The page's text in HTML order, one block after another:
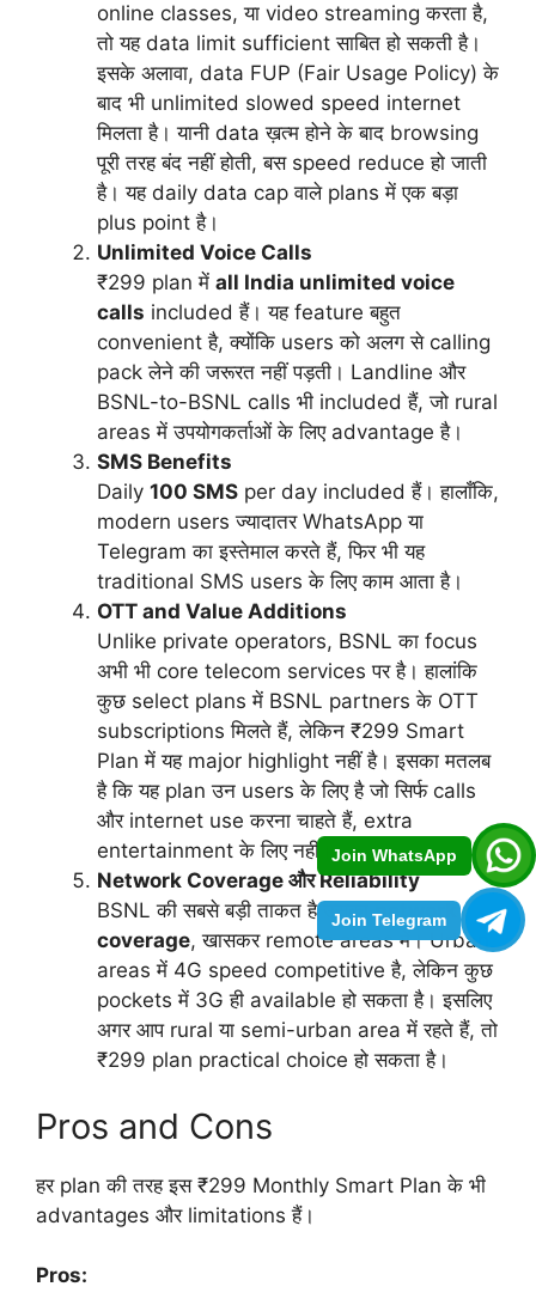
Join WhatsApp
Join Telegram
online classes, या video streaming करता है,
तो यह data limit sufficient साबित हो सकती है।
इसके अलावा, data FUP (Fair Usage Policy) के
बाद भी unlimited slowed speed internet
मिलता है। यानी data ख़त्म होने के बाद browsing
पूरी तरह बंद नहीं होती, बस speed reduce हो जाती
है। यह daily data cap वाले plans में एक बड़ा
plus point है।
Unlimited Voice Calls
₹299 plan में all India unlimited voice
calls included हैं। यह feature बहुत
convenient है, क्योंकि users को अलग से calling
pack लेने की जरूरत नहीं पड़ती। Landline और
BSNL-to-BSNL calls भी included हैं, जो rural
areas में उपयोगकर्ताओं के लिए advantage है।
SMS Benefits
Daily 100 SMS per day included हैं। हालाँकि,
modern users ज्यादातर WhatsApp या
Telegram का इस्तेमाल करते हैं, फिर भी यह
traditional SMS users के लिए काम आता है।
OTT and Value Additions
Unlike private operators, BSNL का focus
अभी भी core telecom services पर है। हालांकि
कुछ select plans में BSNL partners के OTT
subscriptions मिलते हैं, लेकिन ₹299 Smart
Plan में यह major highlight नहीं है। इसका मतलब
है कि यह plan उन users के लिए है जो सिर्फ calls
और internet use करना चाहते हैं, extra
entertainment के लिए नहीं।
Network Coverage और Reliability
BSNL की सबसे बड़ी ताकत है उसकाnetwork
coverage, खासकर remote areas में। Urban
areas में 4G speed competitive है, लेकिन कुछ
pockets में 3G ही available हो सकता है। इसलिए
अगर आप rural या semi-urban area में रहते हैं, तो
₹299 plan practical choice हो सकता है।
Pros and Cons
हर plan की तरह इस ₹299 Monthly Smart Plan के भी
advantages और limitations हैं।
Pros: